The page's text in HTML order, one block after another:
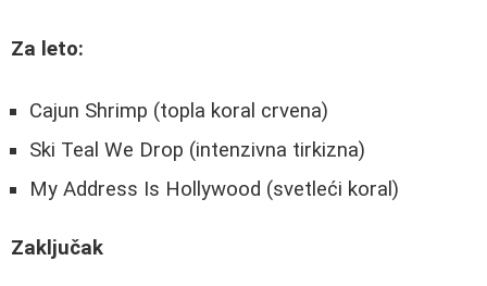
Za leto:
Cajun Shrimp (topla koral crvena)
Ski Teal We Drop (intenzivna tirkizna)
My Address Is Hollywood (svetleći koral)
Zaključak